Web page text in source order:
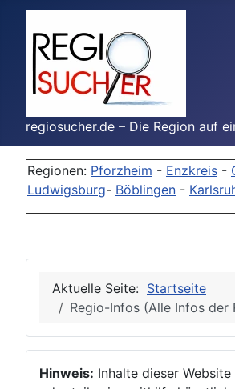
regiosucher.de – Die Region auf
Regionen: Pforzheim - Enzkreis -
Ludwigsburg- Böblingen -
Aktuelle Seite: Startseite
Regio-Infos (Alle Infos der
Hinweis: Inhalte dieser